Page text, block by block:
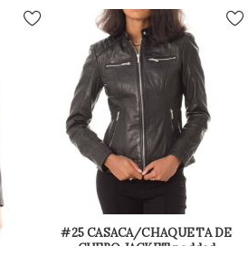
#25 CASACA/CHAQUETA DE
CUERO JACKET padded